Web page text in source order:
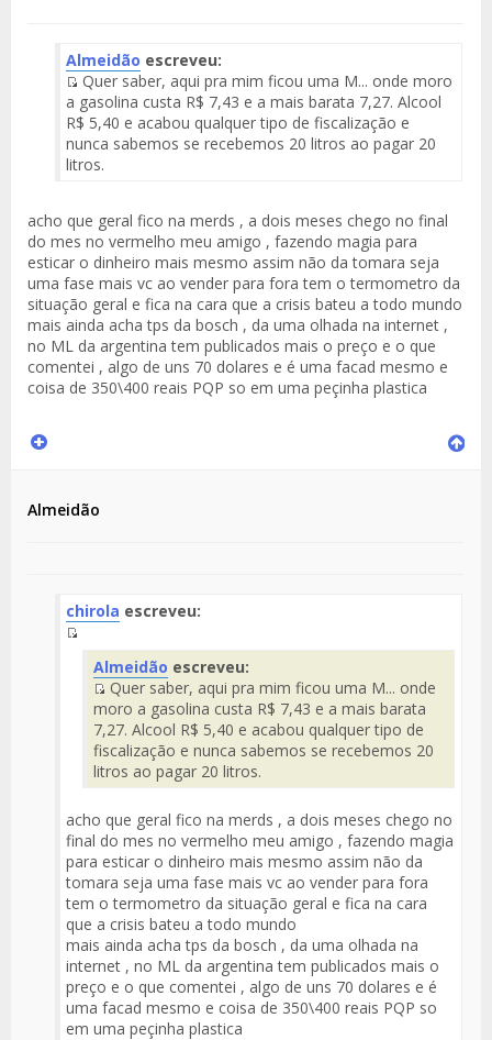
Almeidão escreveu:
Fuente
del
Mensaje
Quer saber, aqui pra mim ficou uma M... onde moro
a gasolina custa R$ 7,43 e a mais barata 7,27. Alcool
R$ 5,40 e acabou qualquer tipo de fiscalização e
nunca sabemos se recebemos 20 litros ao pagar 20
litros.
acho que geral fico na merds , a dois meses chego no final
do mes no vermelho meu amigo , fazendo magia para
esticar o dinheiro mais mesmo assim não da tomara seja
uma fase mais vc ao vender para fora tem o termometro da
situação geral e fica na cara que a crisis bateu a todo mundo
mais ainda acha tps da bosch , da uma olhada na internet ,
no ML da argentina tem publicados mais o preço e o que
comentei , algo de uns 70 dolares e é uma facad mesmo e
coisa de 350\400 reais PQP so em uma peçinha plastica
Almeidão
chirola escreveu:
Fuente
del
Mensaje
Almeidão escreveu:
Fuente
del
Mensaje
Quer saber, aqui pra mim ficou uma M... onde
moro a gasolina custa R$ 7,43 e a mais barata
7,27. Alcool R$ 5,40 e acabou qualquer tipo de
fiscalização e nunca sabemos se recebemos 20
litros ao pagar 20 litros.
acho que geral fico na merds , a dois meses chego no
final do mes no vermelho meu amigo , fazendo magia
para esticar o dinheiro mais mesmo assim não da
tomara seja uma fase mais vc ao vender para fora
tem o termometro da situação geral e fica na cara
que a crisis bateu a todo mundo
mais ainda acha tps da bosch , da uma olhada na
internet , no ML da argentina tem publicados mais o
preço e o que comentei , algo de uns 70 dolares e é
uma facad mesmo e coisa de 350\400 reais PQP so
em uma peçinha plastica